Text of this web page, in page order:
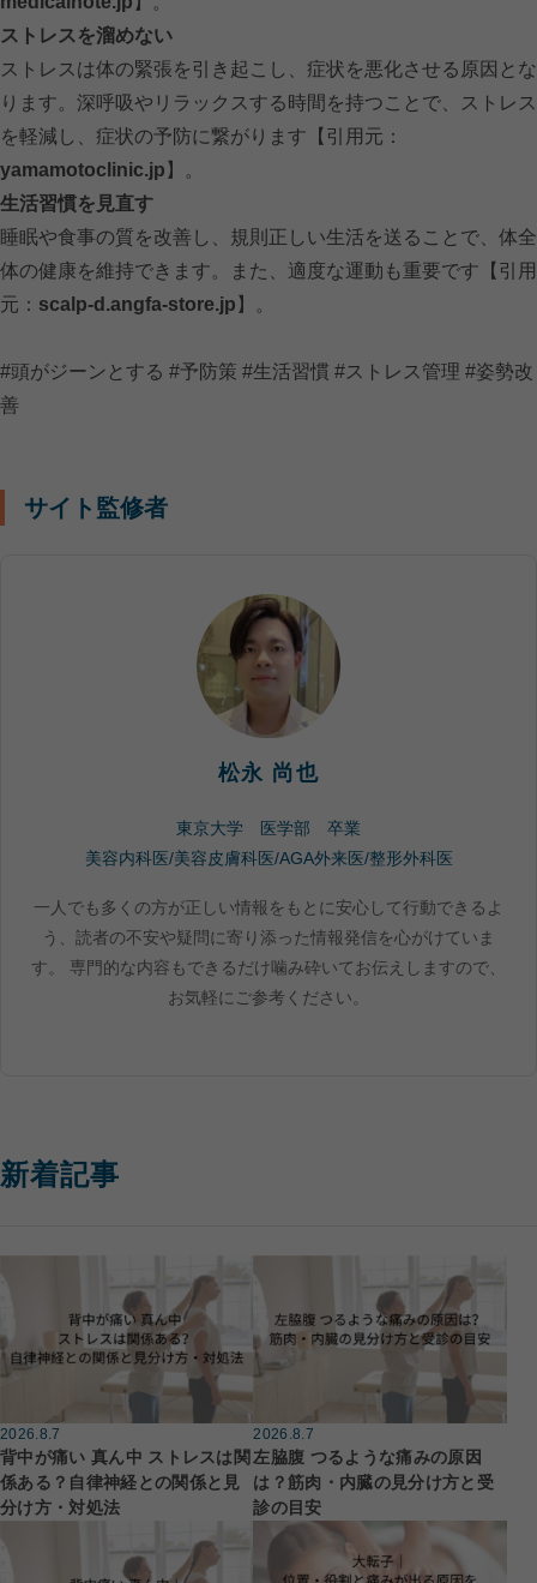
ストレスを溜めない
ストレスは体の緊張を引き起こし、症状を悪化させる原因とな
ります。深呼吸やリラックスする時間を持つことで、ストレス
を軽減し、症状の予防に繋がります【引用元：
yamamotoclinic.jp 】。
生活習慣を見直す
睡眠や食事の質を改善し、規則正しい生活を送ることで、体全
体の健康を維持できます。また、適度な運動も重要です【引用
元： scalp-d.angfa-store.jp 】。
#頭がジーンとする #予防策 #生活習慣 #ストレス管理 #姿勢改
善
サイト監修者
松永 尚也
東京大学 医学部 卒業
美容内科医/美容皮膚科医/AGA外来医/整形外科医
一人でも多くの方が正しい情報をもとに安心して行動できるよ
う、読者の不安や疑問に寄り添った情報発信を心がけていま
す。 専門的な内容もできるだけ噛み砕いてお伝えしますので、
お気軽にご参考ください。
新着記事
2026.8.7
背中が痛い 真ん中 ストレスは関
係ある？自律神経との関係と見
分け方・対処法
2026.8.7
左脇腹 つるような痛みの原因
は？筋肉・内臓の見分け方と受
診の目安